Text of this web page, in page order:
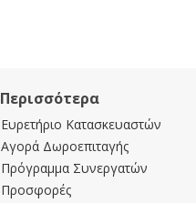
Περισσότερα
Ευρετήριο Κατασκευαστών
Αγορά Δωροεπιταγής
Πρόγραμμα Συνεργατών
Προσφορές